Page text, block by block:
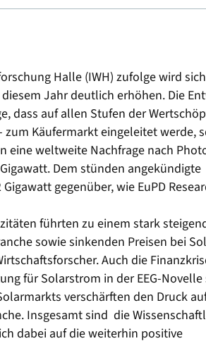
Halle (IWH) zufolge wird
Jahr deutlich erhöhen. Die
dass auf allen Stufen der
zum Käufermarkt eingeleitet werde,
eine weltweite Nachfrage nach
Dem stünden angekündigte
gegenüber, wie EuPD
führten zu einem stark
sowie sinkenden Preisen bei
Auch die
für Solarstrom in der EEG-
verschärften den Druck
Insgesamt sind die
dabei auf die weiterhin positive